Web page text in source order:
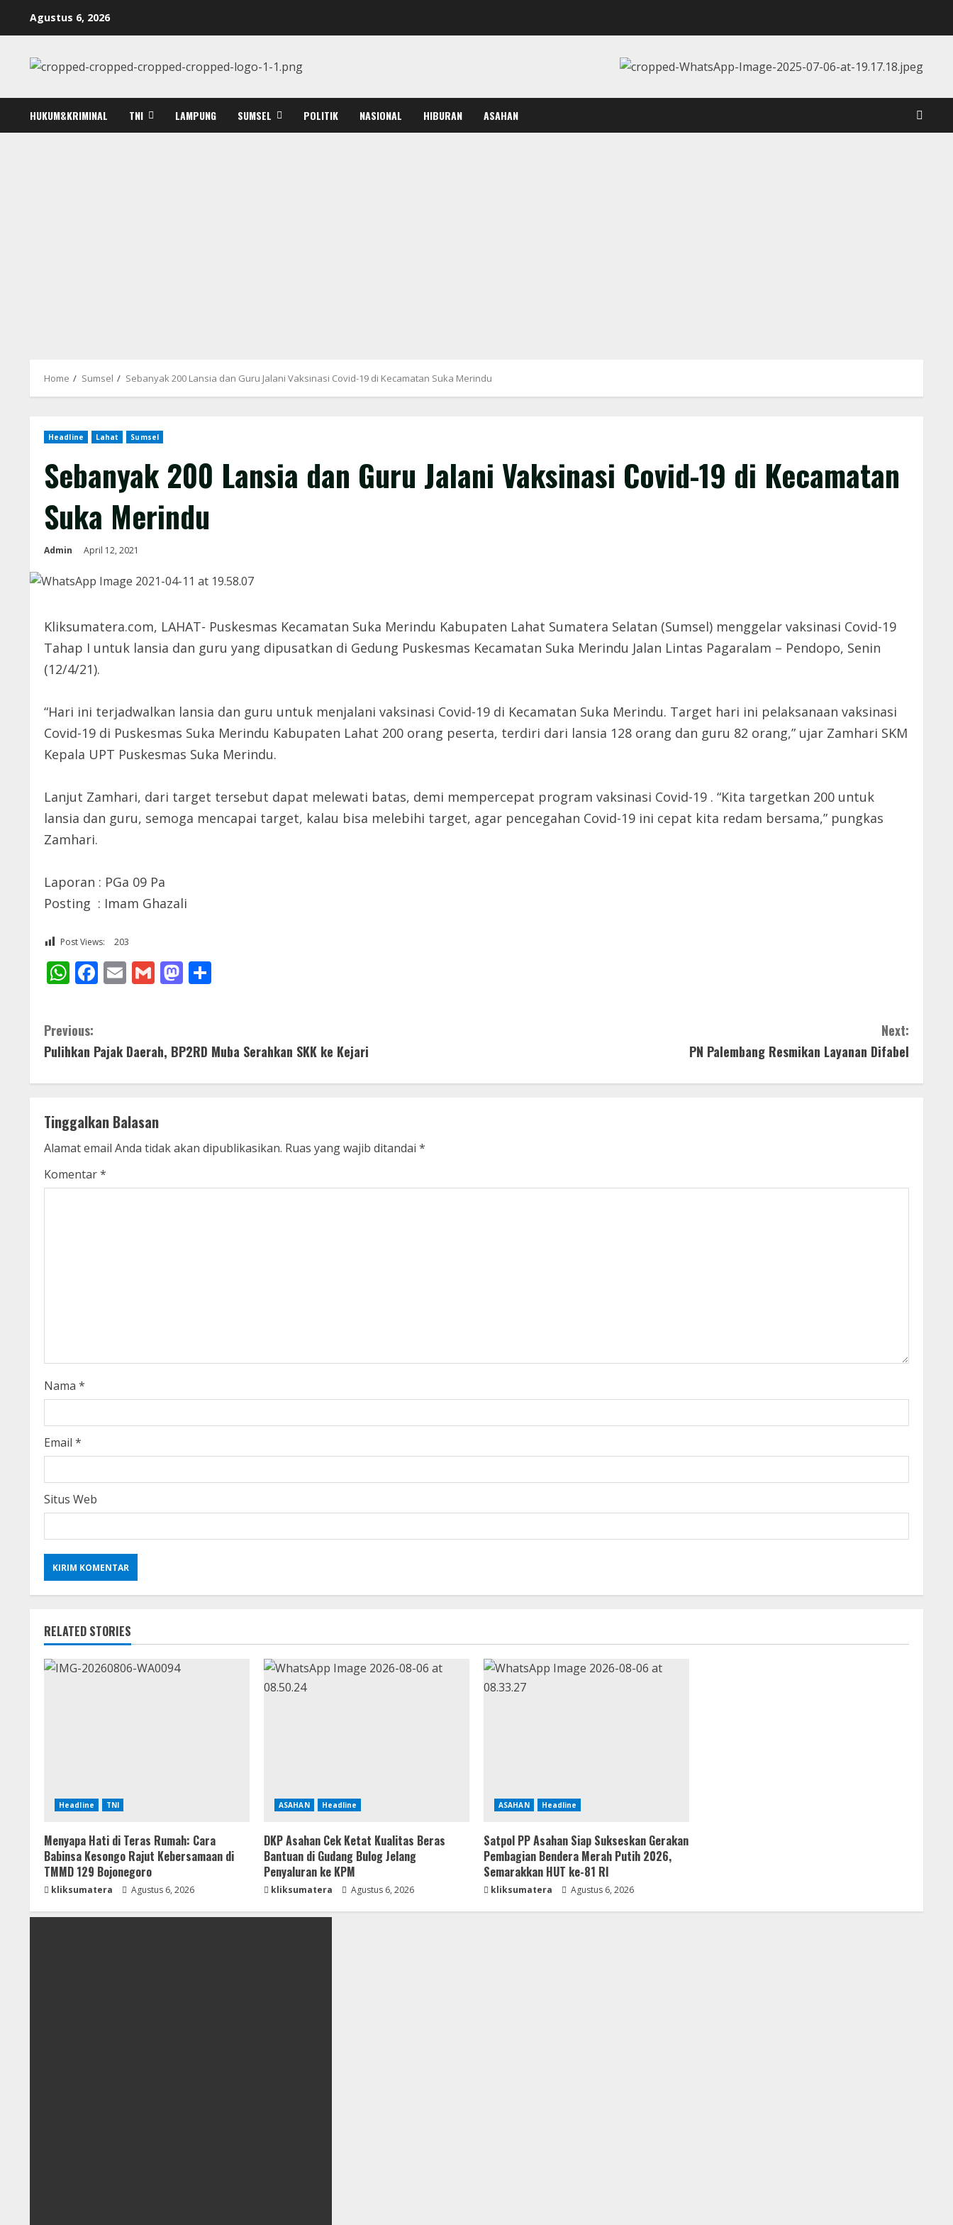
Agustus 6, 2026
HUKUM&KRIMINAL TNI LAMPUNG SUMSEL POLITIK NASIONAL HIBURAN ASAHAN
Home Sumsel Sebanyak 200 Lansia dan Guru Jalani Vaksinasi Covid-19 di Kecamatan Suka Merindu
Headline Lahat Sumsel
Sebanyak 200 Lansia dan Guru Jalani Vaksinasi Covid-19 di Kecamatan
Suka Merindu
Admin April 12, 2021
Kliksumatera.com, LAHAT- Puskesmas Kecamatan Suka Merindu Kabupaten Lahat Sumatera Selatan (Sumsel) menggelar vaksinasi Covid-19
Tahap I untuk lansia dan guru yang dipusatkan di Gedung Puskesmas Kecamatan Suka Merindu Jalan Lintas Pagaralam – Pendopo, Senin
(12/4/21).
“Hari ini terjadwalkan lansia dan guru untuk menjalani vaksinasi Covid-19 di Kecamatan Suka Merindu. Target hari ini pelaksanaan vaksinasi
Covid-19 di Puskesmas Suka Merindu Kabupaten Lahat 200 orang peserta, terdiri dari lansia 128 orang dan guru 82 orang,” ujar Zamhari SKM
Kepala UPT Puskesmas Suka Merindu.
Lanjut Zamhari, dari target tersebut dapat melewati batas, demi mempercepat program vaksinasi Covid-19 . “Kita targetkan 200 untuk
lansia dan guru, semoga mencapai target, kalau bisa melebihi target, agar pencegahan Covid-19 ini cepat kita redam bersama,” pungkas
Zamhari.
Laporan : PGa 09 Pa
Posting : Imam Ghazali
Post Views: 203
WhatsApp
Facebook
EmailGmailMastodon
C
o
n
t
i
n
d
i
n
g
Previous:
Pulihkan Pajak Daerah, BP2RD Muba Serahkan SKK ke Kejari
Next:
PN Palembang Resmikan Layanan Difabel
Tinggalkan Balasan
Alamat email Anda tidak akan dipublikasikan. Ruas yang wajib ditandai *
Komentar*
Nama *
Email *
Situs Web
RELATED STORIES
Headline TNI
Menyapa Hati di Teras Rumah: Cara
Babinsa Kesongo Rajut Kebersamaan di
TMMD 129 Bojonegoro
kliksumatera Agustus 6, 2026
ASAHAN Headline
DKP Asahan Cek Ketat Kualitas Beras
Bantuan di Gudang Bulog Jelang
Penyaluran ke KPM
kliksumatera Agustus 6, 2026
ASAHAN Headline
Satpol PP Asahan Siap Sukseskan Gerakan
Pembagian Bendera Merah Putih 2026,
Semarakkan HUT ke-81 RI
kliksumatera Agustus 6, 2026